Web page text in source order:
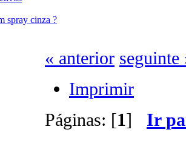
spray cinza ?
« anterior seguinte
Imprimir
Páginas: [1] Ir